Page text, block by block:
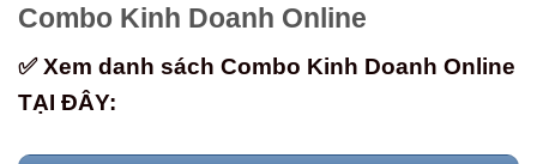
Combo Kinh Doanh Online
✅ Xem danh sách Combo Kinh Doanh Online
TẠI ĐÂY: